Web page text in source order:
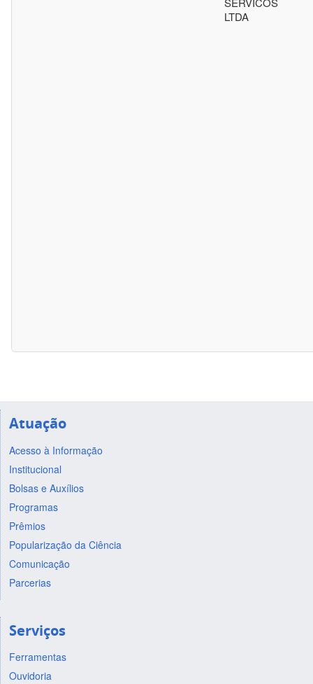
LTDA
Atuação
Acesso à Informação
Institucional
Bolsas e Auxílios
Programas
Prêmios
Popularização da Ciência
Comunicação
Parcerias
Serviços
Ferramentas
Ouvidoria